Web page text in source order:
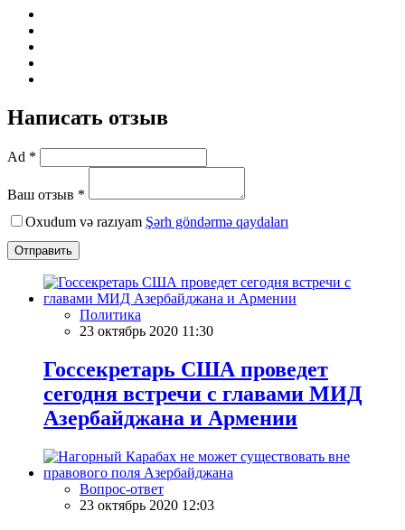
Написать отзыв
Ad *
Ваш отзыв *
Oxudum və razıyam Şərh göndərmə qaydaları
Отправить
Политика
23 октябрь 2020 11:30
Госсекретарь США проведет
сегодня встречи с главами МИД
Азербайджана и Армении
Вопрос-ответ
23 октябрь 2020 12:03